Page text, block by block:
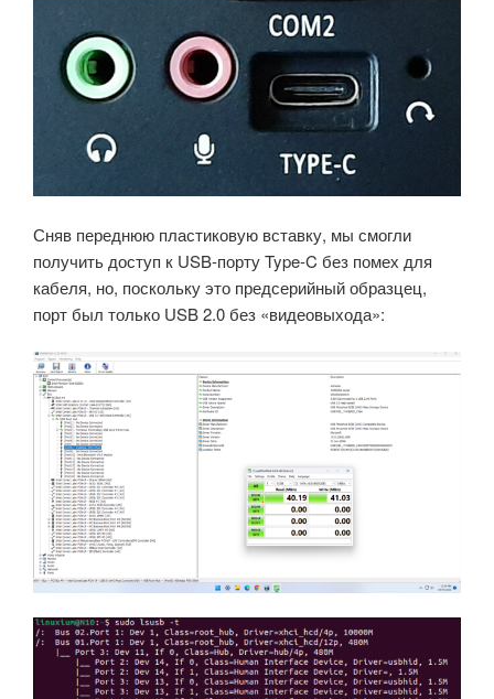
Сняв переднюю пластиковую вставку, мы смогли
получить доступ к USB-порту Type-C без помех для
кабеля, но, поскольку это предсерийный образцец,
порт был только USB 2.0 без «видеовыхода»: